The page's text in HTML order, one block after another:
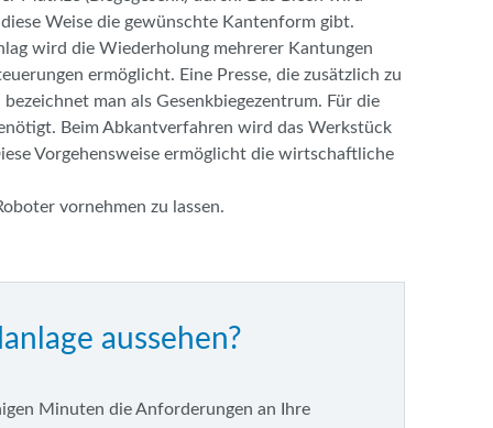
Weise die gewünschte Kantenform gibt.
wird die Wiederholung mehrerer Kantungen
ermöglicht. Eine Presse, die zusätzlich zu
man als Gesenkbiegezentrum. Für die
Beim Abkantverfahren wird das Werkstück
Vorgehensweise ermöglicht die wirtschaftliche
vornehmen zu lassen.
aussehen?
Minuten die Anforderungen an Ihre